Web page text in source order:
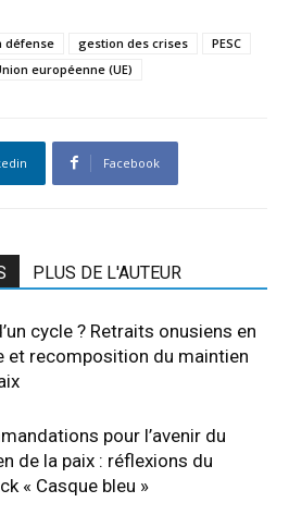
défense gestion des crises
PESC
européenne (UE)
Facebook
PLUS DE L'AUTEUR
cycle ? Retraits onusiens en
et recomposition du maintien
pour l’avenir du
de la paix : réflexions du
« Casque bleu »